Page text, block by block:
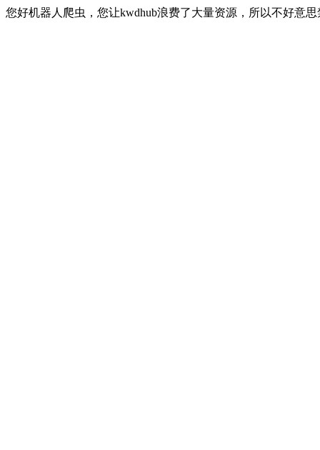
您好机器人爬虫，您让kwdhub浪费了大量资源，所以不好意